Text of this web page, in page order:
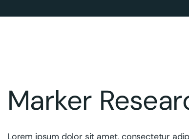
Marker
Lorem ipsum dolor sit amet, consectetur